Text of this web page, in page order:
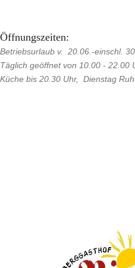
Öffnungszeiten:
Betriebsurlaub v. 20.06.-einschl.
Täglich geöffnet von 10.00 - 22.00
Küche bis 20.30 Uhr, Dienstag